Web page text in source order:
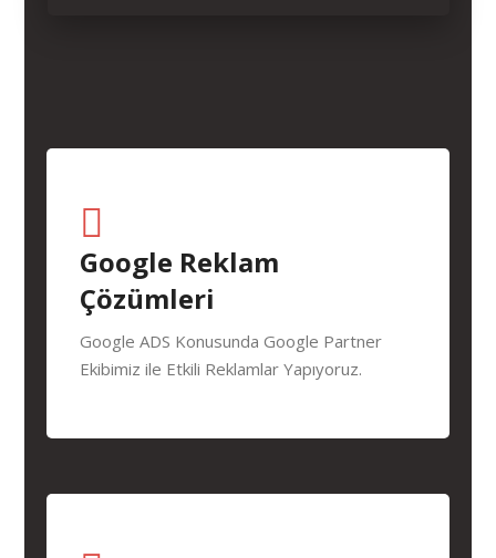
Google Reklam
Çözümleri
Google ADS Konusunda Google Partner
Ekibimiz ile Etkili Reklamlar Yapıyoruz.